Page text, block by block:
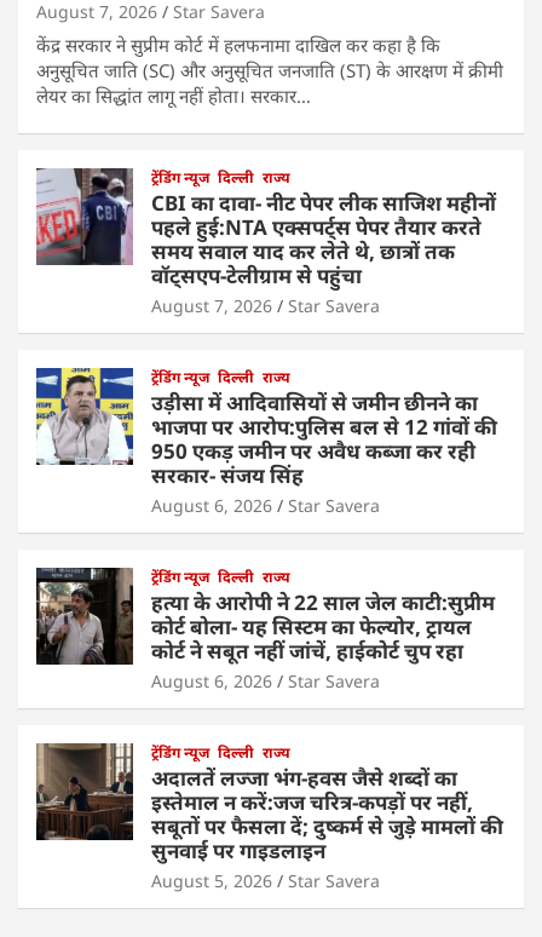
August 7, 2026 Star Savera
केंद्र सरकार ने सुप्रीम कोर्ट में हलफनामा दाखिल कर कहा है कि
अनुसूचित जाति (SC) और अनुसूचित जनजाति (ST) के आरक्षण में क्रीमी
लेयर का सिद्धांत लागू नहीं होता। सरकार…
ट्रेंडिंग न्यूज दिल्ली राज्य
CBI का दावा- नीट पेपर लीक साजिश महीनों
पहले हुई:NTA एक्सपर्ट्स पेपर तैयार करते
समय सवाल याद कर लेते थे, छात्रों तक
वॉट्सएप-टेलीग्राम से पहुंचा
August 7, 2026 Star Savera
ट्रेंडिंग न्यूज दिल्ली राज्य
उड़ीसा में आदिवासियों से जमीन छीनने का
भाजपा पर आरोप:पुलिस बल से 12 गांवों की
950 एकड़ जमीन पर अवैध कब्जा कर रही
सरकार- संजय सिंह
August 6, 2026 Star Savera
ट्रेंडिंग न्यूज दिल्ली राज्य
हत्या के आरोपी ने 22 साल जेल काटी:सुप्रीम
कोर्ट बोला- यह सिस्टम का फेल्योर, ट्रायल
कोर्ट ने सबूत नहीं जांचें, हाईकोर्ट चुप रहा
August 6, 2026 Star Savera
ट्रेंडिंग न्यूज दिल्ली राज्य
अदालतें लज्जा भंग-हवस जैसे शब्दों का
इस्तेमाल न करें:जज चरित्र-कपड़ों पर नहीं,
सबूतों पर फैसला दें; दुष्कर्म से जुड़े मामलों की
सुनवाई पर गाइडलाइन
August 5, 2026 Star Savera